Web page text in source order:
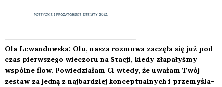
Ola Lewan­dow­ska: Olu, nasza roz­mo­wa zaczę­ła się już pod­
czas pierw­sze­go wie­czo­ru na Sta­cji, kie­dy zła­pa­ły­śmy
wspól­ne flow. Powie­dzia­łam Ci wte­dy, że uwa­żam Twój
zestaw za jed­ną z naj­bar­dziej kon­cep­tu­al­nych i prze­my­śla­